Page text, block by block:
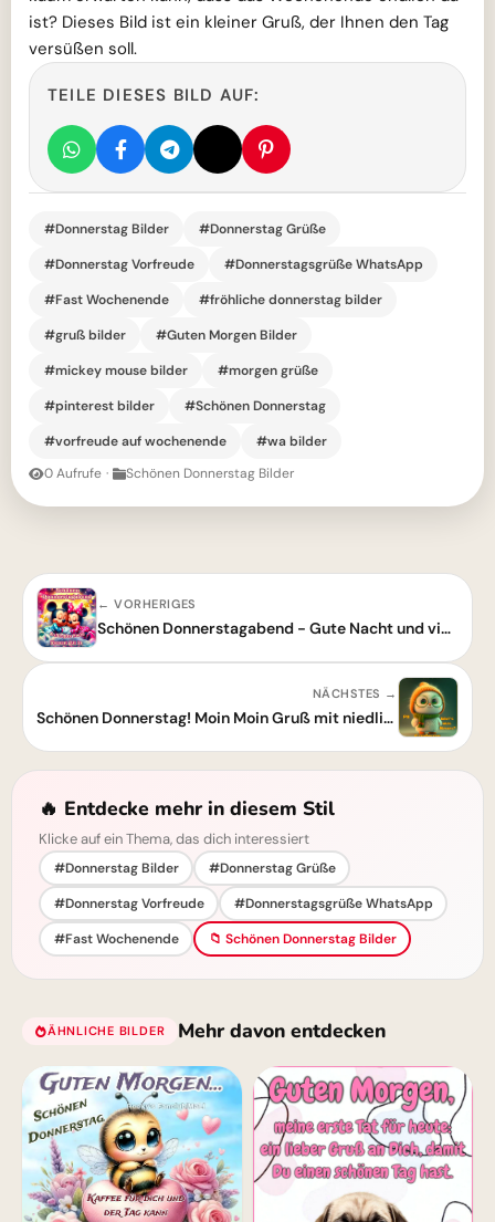
ist? Dieses Bild ist ein kleiner Gruß, der Ihnen den Tag
versüßen soll.
TEILE DIESES BILD AUF:
#Donnerstag Bilder
#Donnerstag Grüße
#Donnerstag Vorfreude
#Donnerstagsgrüße WhatsApp
#Fast Wochenende
#fröhliche donnerstag bilder
#gruß bilder
#Guten Morgen Bilder
#mickey mouse bilder
#morgen grüße
#pinterest bilder
#Schönen Donnerstag
#vorfreude auf wochenende
#wa bilder
0 Aufrufe · Schönen Donnerstag Bilder
← VORHERIGES
Schönen Donnerstagabend - Gute Nacht und viel Freude auf den Freitag
NÄCHSTES →
Schönen Donnerstag! Moin Moin Gruß mit niedlichem Cartoon-Tier
🔥 Entdecke mehr in diesem Stil
Klicke auf ein Thema, das dich interessiert
#Donnerstag Bilder
#Donnerstag Grüße
#Donnerstag Vorfreude
#Donnerstagsgrüße WhatsApp
#Fast Wochenende
📁 Schönen Donnerstag Bilder
ÄHNLICHE BILDER Mehr davon entdecken